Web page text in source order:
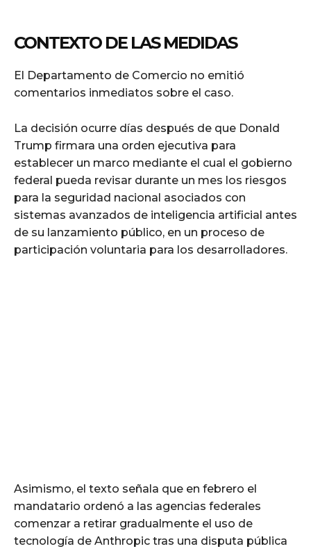
CONTEXTO DE LAS MEDIDAS
El Departamento de Comercio no emitió
comentarios inmediatos sobre el caso.
La decisión ocurre días después de que Donald
Trump firmara una orden ejecutiva para
establecer un marco mediante el cual el gobierno
federal pueda revisar durante un mes los riesgos
para la seguridad nacional asociados con
sistemas avanzados de inteligencia artificial antes
de su lanzamiento público, en un proceso de
participación voluntaria para los desarrolladores.
Asimismo, el texto señala que en febrero el
mandatario ordenó a las agencias federales
comenzar a retirar gradualmente el uso de
tecnología de Anthropic tras una disputa pública